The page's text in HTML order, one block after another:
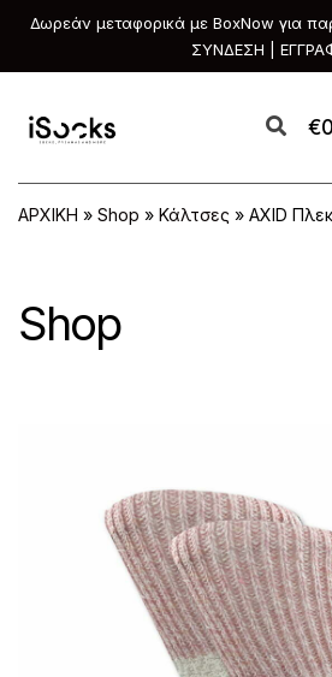
Δωρεάν μεταφορικά με BoxNow για
ΣΥΝΔΕΣΗ |
€
ΑΡΧΙΚΗ » Shop » Κάλτσες » AXID
Shop